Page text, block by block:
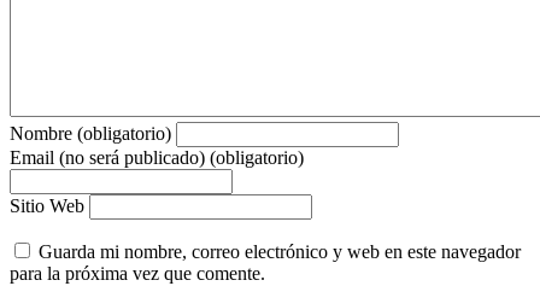
Nombre (obligatorio)
Email (no será publicado) (obligatorio)
Sitio Web
Guarda mi nombre, correo electrónico y web en este navegador
para la próxima vez que comente.